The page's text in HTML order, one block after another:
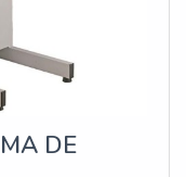
qualidadeNa Pró
melhor em
É sempre a
DE